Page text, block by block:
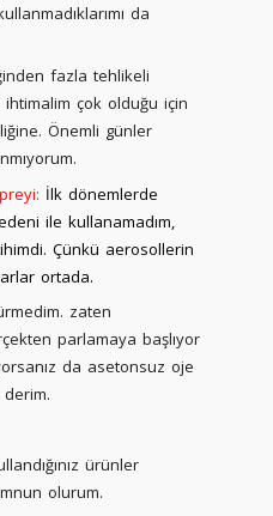
da
fazla tehlikeli
çok olduğu için
Önemli günler
İlk dönemlerde
ile kullanamadım,
Çünkü aerosollerin
ortada.
zaten
parlamaya başlıyor
da asetonsuz oje
derim.
ürünler
olurum.